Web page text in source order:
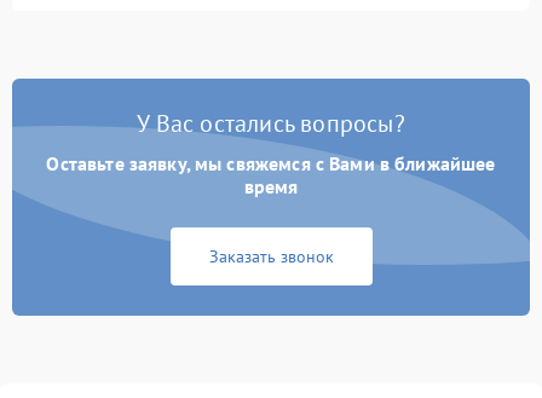
У Вас остались вопросы?
Оставьте заявку, мы свяжемся с Вами в ближайшее
время
Заказать звонок